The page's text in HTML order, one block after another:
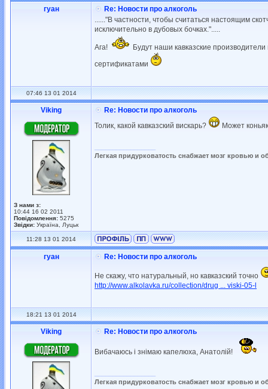
гуан
Re: Новости про алкоголь
......"В частности, чтобы считаться настоящим
исключительно в дубовых бочках.".....
Ага!
Будут наши кавказские
сертификатами
07:46 13 01 2014
Viking
З нами з:
10:44 16 02 2011
Повідомлення: 5275
Звідки: Україна, Луцьк
Re: Новости про алкоголь
Толик, какой кавказский вискарь?
Может
Легкая придурковатость снабжает мозг кровью и
11:28 13 01 2014
гуан Re: Новости про алкоголь
Не скажу, что натуральный, но кавказский точно
http://www.alkolavka.ru/collection/drug ... viski-05-l
18:21 13 01 2014
Viking Re: Новости про алкоголь
Вибачаюсь і знімаю капелюха, Анатолій!
Легкая придурковатость снабжает мозг кровью и